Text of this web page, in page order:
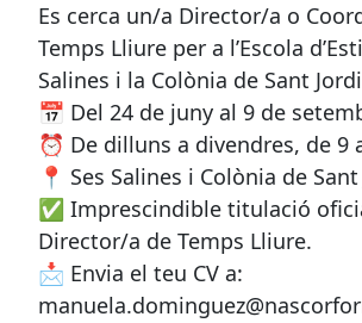
Es cerca un/a Director/a o
Temps Lliure per a l’Escola
Salines i la Colònia de Sant
📅 Del 24 de juny al 9 de
⏰ De dilluns a divendres, de 9
📍 Ses Salines i Colònia de
✅ Imprescindible titulació
Director/a de Temps Lliure.
📩 Envia el teu CV a: